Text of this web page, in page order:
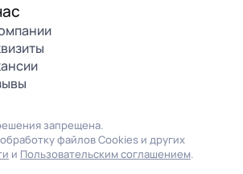
запрещена.
файлов Cookies и других
и Пользовательским соглашением.